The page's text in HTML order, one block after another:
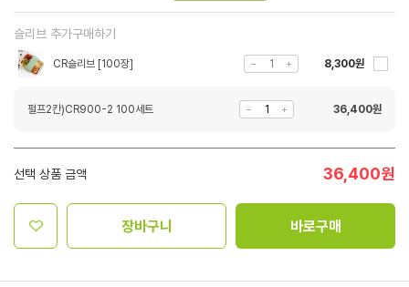
슬리브 추가구매하기
CR슬리브 [100장] 8,300원
펄프2칸)CR900-2 100세트 36,400원
선택 상품 금액 36,400원
장바구니 바로구매